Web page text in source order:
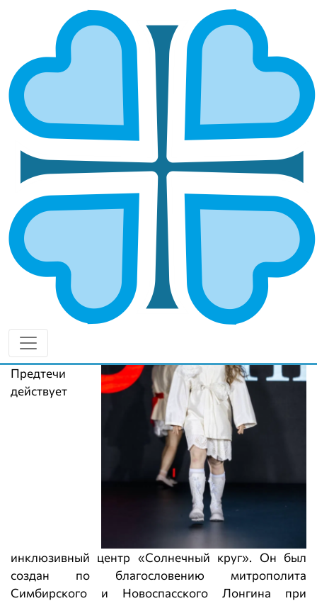
«СОЛНЕЧНЫЙ КРУГ» В
СИМБИРСКОЙ ЕПАРХИИ: ПЯТЬ ЛЕТ
ИНКЛЮЗИВНОГО СЛУЖЕНИЯ
ДЕТЯМ И ИХ СЕМЬЯМ
ГЛАВНАЯ
«СОЛНЕЧНЫЙ КРУГ» В СИМБИРСКОЙ ЕПАРХИИ: ПЯТЬ ЛЕТ
ИНКЛЮЗИВНОГО СЛУЖЕНИЯ ДЕТЯМ И ИХ СЕМЬЯМ
В
Ульяновске
уже пять
лет при
пророка
Иоанна
Предтечи
действует
инклюзивный центр «Солнечный круг». Он был
создан по благословению митрополита
Симбирского и Новоспасского Лонгина при